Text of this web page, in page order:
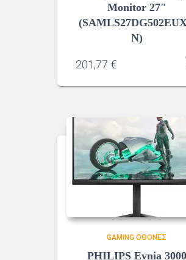
Monitor 27″
N)
201,77 €
GAMING ΟΘΌΝΕΣ
PHILIPS Evnia 3000